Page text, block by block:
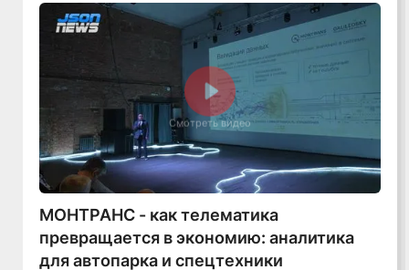
Смотреть видео
МОНТРАНС - как телематика
превращается в экономию: аналитика
для автопарка и спецтехники